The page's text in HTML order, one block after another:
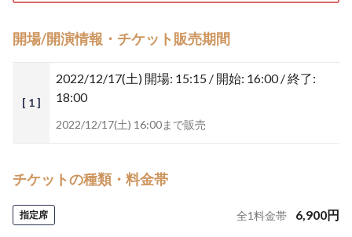
開場/開演情報・チケット販売期間
[ 1 ]
2022/12/17(土) 開場: 15:15 / 開始: 16:00 / 終了:
18:00
2022/12/17(土) 16:00まで販売
チケットの種類・料金帯
指定席 全1料金帯 6,900円